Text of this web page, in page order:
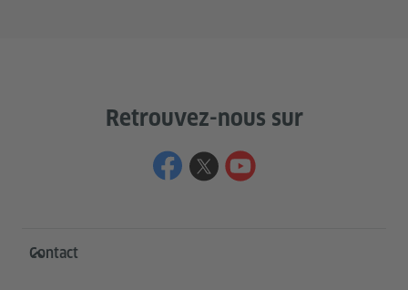
Retrouvez-nous sur
Service- und Informationsbereich
Contact